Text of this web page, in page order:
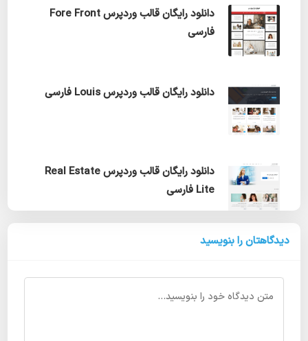
دانلود رایگان قالب وردپرس Fore Front
فارسی
دانلود رایگان قالب وردپرس Louis فارسی
دانلود رایگان قالب وردپرس Real Estate
Lite فارسی
دیدگاهتان را بنویسید